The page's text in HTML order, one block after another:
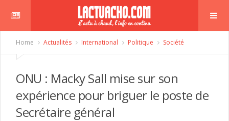
Home Actualités International Politique Société
ONU : Macky Sall mise sur son
expérience pour briguer le poste de
Secrétaire général